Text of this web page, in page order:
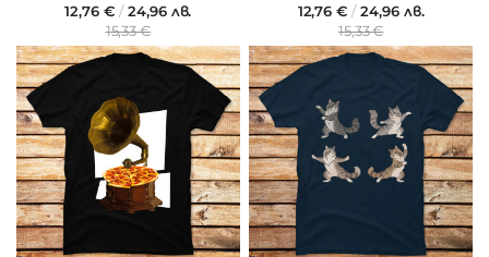
12,76 € /24,96 лв.
15,33 €
12,76 €/24,96 лв.
15,33 €